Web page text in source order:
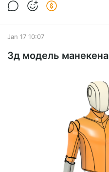
Jan 17 10:07
3д модель манекена